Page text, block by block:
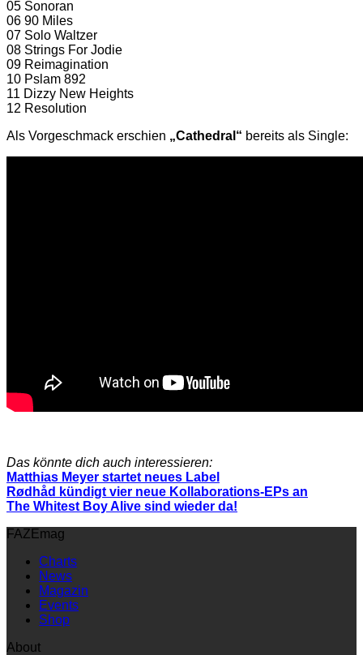
05 Sonoran
06 90 Miles
07 Solo Waltzer
08 Strings For Jodie
09 Reimagination
10 Pslam 892
11 Dizzy New Heights
12 Resolution
Als Vorgeschmack erschien „Cathedral“ bereits als Single:
Das könnte dich auch interessieren:
Matthias Meyer startet neues Label
Rødhåd kündigt vier neue Kollaborations-EPs an
The Whitest Boy Alive sind wieder da!
FAZEmag
Charts
News
Magazin
Events
Shop
About